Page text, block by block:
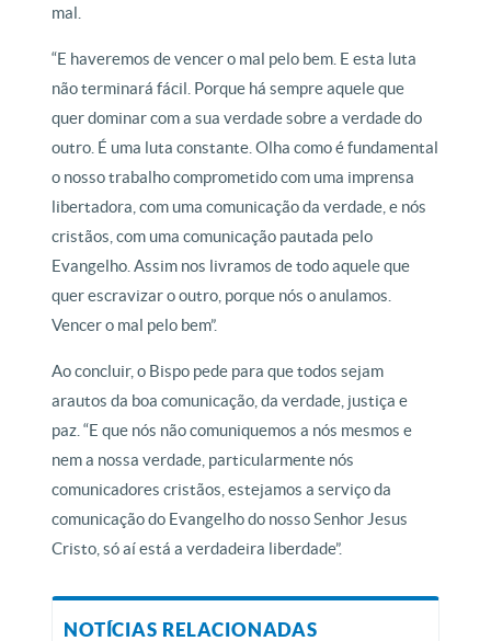
mal.
“E haveremos de vencer o mal pelo bem. E esta luta
não terminará fácil. Porque há sempre aquele que
quer dominar com a sua verdade sobre a verdade do
outro. É uma luta constante. Olha como é fundamental
o nosso trabalho comprometido com uma imprensa
libertadora, com uma comunicação da verdade, e nós
cristãos, com uma comunicação pautada pelo
Evangelho. Assim nos livramos de todo aquele que
quer escravizar o outro, porque nós o anulamos.
Vencer o mal pelo bem”.
Ao concluir, o Bispo pede para que todos sejam
arautos da boa comunicação, da verdade, justiça e
paz. “E que nós não comuniquemos a nós mesmos e
nem a nossa verdade, particularmente nós
comunicadores cristãos, estejamos a serviço da
comunicação do Evangelho do nosso Senhor Jesus
Cristo, só aí está a verdadeira liberdade”.
NOTÍCIAS RELACIONADAS